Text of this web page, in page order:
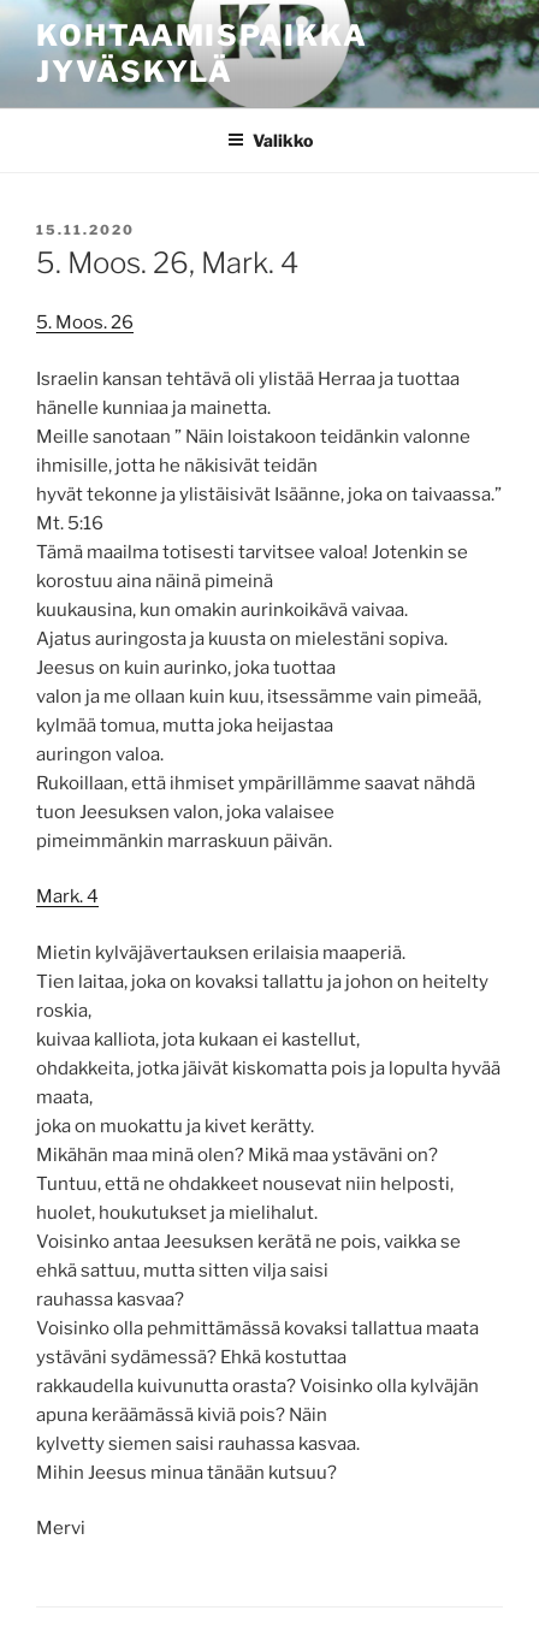
sisältöönKOHTAAMISPAIKKA
JYVÄSKYLÄ
Valikko
JULKAISTU
15.11.2020
5. Moos. 26, Mark. 4
5. Moos. 26
Israelin kansan tehtävä oli ylistää Herraa ja tuottaa
hänelle kunniaa ja mainetta.
Meille sanotaan ” Näin loistakoon teidänkin valonne
ihmisille, jotta he näkisivät teidän
hyvät tekonne ja ylistäisivät Isäänne, joka on taivaassa.”
Mt. 5:16
Tämä maailma totisesti tarvitsee valoa! Jotenkin se
korostuu aina näinä pimeinä
kuukausina, kun omakin aurinkoikävä vaivaa.
Ajatus auringosta ja kuusta on mielestäni sopiva.
Jeesus on kuin aurinko, joka tuottaa
valon ja me ollaan kuin kuu, itsessämme vain pimeää,
kylmää tomua, mutta joka heijastaa
auringon valoa.
Rukoillaan, että ihmiset ympärillämme saavat nähdä
tuon Jeesuksen valon, joka valaisee
pimeimmänkin marraskuun päivän.
Mark. 4
Mietin kylväjävertauksen erilaisia maaperiä.
Tien laitaa, joka on kovaksi tallattu ja johon on heitelty
roskia,
kuivaa kalliota, jota kukaan ei kastellut,
ohdakkeita, jotka jäivät kiskomatta pois ja lopulta hyvää
maata,
joka on muokattu ja kivet kerätty.
Mikähän maa minä olen? Mikä maa ystäväni on?
Tuntuu, että ne ohdakkeet nousevat niin helposti,
huolet, houkutukset ja mielihalut.
Voisinko antaa Jeesuksen kerätä ne pois, vaikka se
ehkä sattuu, mutta sitten vilja saisi
rauhassa kasvaa?
Voisinko olla pehmittämässä kovaksi tallattua maata
ystäväni sydämessä? Ehkä kostuttaa
rakkaudella kuivunutta orasta? Voisinko olla kylväjän
apuna keräämässä kiviä pois? Näin
kylvetty siemen saisi rauhassa kasvaa.
Mihin Jeesus minua tänään kutsuu?
Mervi